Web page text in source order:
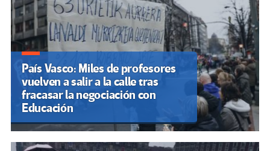
País Vasco: Miles de profesores
vuelven a salir a la calle tras
fracasar la negociación con
Educación